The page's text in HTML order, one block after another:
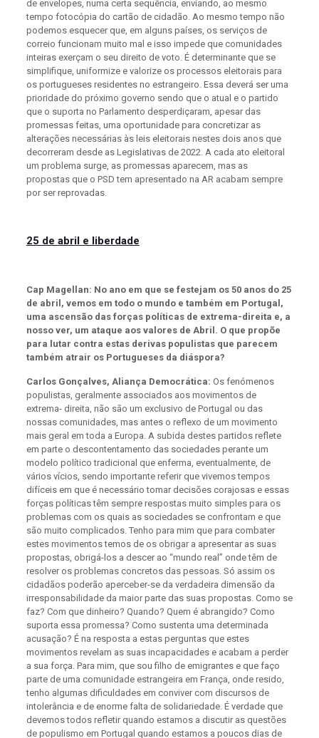
de envelopes, numa certa sequência, enviando, ao mesmo
tempo fotocópia do cartão de cidadão. Ao mesmo tempo não
podemos esquecer que, em alguns países, os serviços de
correio funcionam muito mal e isso impede que comunidades
inteiras exerçam o seu direito de voto. É determinante que se
simplifique, uniformize e valorize os processos eleitorais para
os portugueses residentes no estrangeiro. Essa deverá ser uma
prioridade do próximo governo sendo que o atual e o partido
que o suporta no Parlamento desperdiçaram, apesar das
promessas feitas, uma oportunidade para concretizar as
alterações necessárias às leis eleitorais nestes dois anos que
decorreram desde as Legislativas de 2022. A cada ato eleitoral
um problema surge, as promessas aparecem, mas as
propostas que o PSD tem apresentado na AR acabam sempre
por ser reprovadas.
25 de abril e liberdade
Cap Magellan: No ano em que se festejam os 50 anos do 25
de abril, vemos em todo o mundo e também em Portugal,
uma ascensão das forças políticas de extrema-direita e, a
nosso ver, um ataque aos valores de Abril. O que propõe
para lutar contra estas derivas populistas que parecem
também atrair os Portugueses da diáspora?
Carlos Gonçalves, Aliança Democrática: Os fenómenos
populistas, geralmente associados aos movimentos de
extrema- direita, não são um exclusivo de Portugal ou das
nossas comunidades, mas antes o reflexo de um movimento
mais geral em toda a Europa. A subida destes partidos reflete
em parte o descontentamento das sociedades perante um
modelo político tradicional que enferma, eventualmente, de
vários vícios, sendo importante referir que vivemos tempos
difíceis em que é necessário tomar decisões corajosas e essas
forças políticas têm sempre respostas muito simples para os
problemas com os quais as sociedades se confrontam e que
são muito complicados. Tenho para mim que para combater
estes movimentos temos de os obrigar a apresentar as suas
propostas, obrigá-los a descer ao “mundo real” onde têm de
resolver os problemas concretos das pessoas. Só assim os
cidadãos poderão aperceber-se da verdadeira dimensão da
irresponsabilidade da maior parte das suas propostas. Como se
faz? Com que dinheiro? Quando? Quem é abrangido? Como
suporta essa promessa? Como sustenta uma determinada
acusação? É na resposta a estas perguntas que estes
movimentos revelam as suas incapacidades e acabam a perder
a sua força. Para mim, que sou filho de emigrantes e que faço
parte de uma comunidade estrangeira em França, onde resido,
tenho algumas dificuldades em conviver com discursos de
intolerância e de enorme falta de solidariedade. É verdade que
devemos todos refletir quando estamos a discutir as questões
de populismo em Portugal quando estamos a poucos dias de